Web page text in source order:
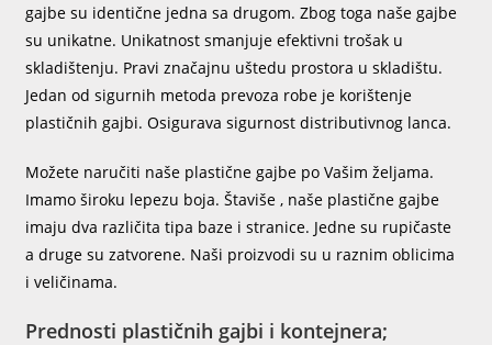
gajbe su identične jedna sa drugom. Zbog toga naše gajbe
su unikatne. Unikatnost smanjuje efektivni trošak u
skladištenju. Pravi značajnu uštedu prostora u skladištu.
Jedan od sigurnih metoda prevoza robe je korištenje
plastičnih gajbi. Osigurava sigurnost distributivnog lanca.
Možete naručiti naše plastične gajbe po Vašim željama.
Imamo široku lepezu boja. Štaviše , naše plastične gajbe
imaju dva različita tipa baze i stranice. Jedne su rupičaste
a druge su zatvorene. Naši proizvodi su u raznim oblicima
i veličinama.
Prednosti plastičnih gajbi i kontejnera;